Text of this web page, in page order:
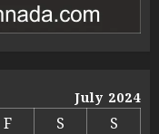
July 2024
F S
S